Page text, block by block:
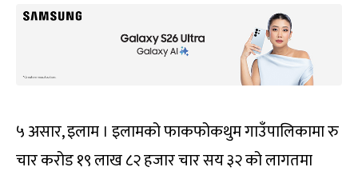
५ असार, इलाम । इलामको फाकफोकथुम गाउँपालिकामा रु
चार करोड १९ लाख ८२ हजार चार सय ३२ को लागतमा